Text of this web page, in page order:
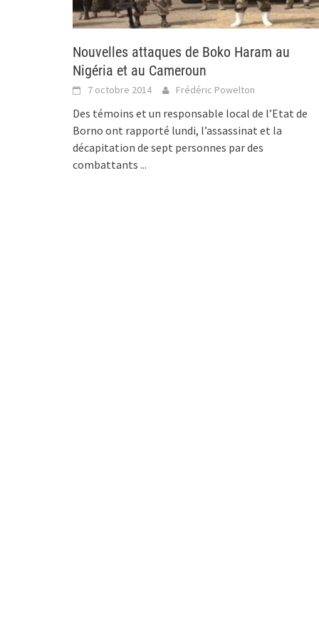
Nouvelles attaques de Boko Haram au
Nigéria et au Cameroun
7 octobre 2014 Frédéric Powelton
Des témoins et un responsable local de l’Etat de
Borno ont rapporté lundi, l’assassinat et la
décapitation de sept personnes par des
combattants ...